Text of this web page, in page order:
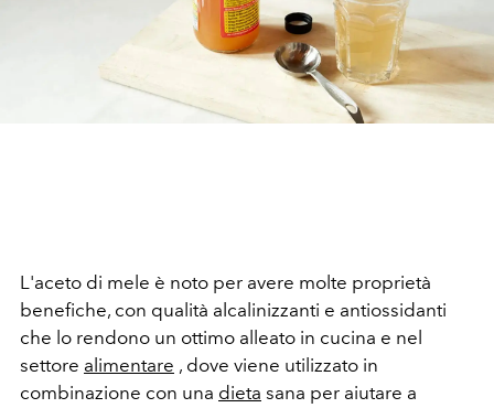
L'aceto di mele è noto per avere molte proprietà
benefiche, con qualità alcalinizzanti e antiossidanti
che lo rendono un ottimo alleato in cucina e nel
settore alimentare , dove viene utilizzato in
combinazione con una dieta sana per aiutare a